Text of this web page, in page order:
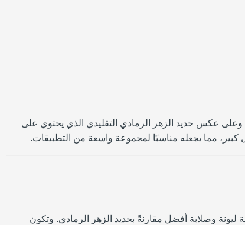
وعلى عكس حديد الزهر الرمادي التقليدي الذي يحتوي على
مما يجعله مناسبًا لمجموعة واسعة من التطبيقات.
ليونة وصلابة أفضل مقارنةً بحديد الزهر الرمادي. وتكون